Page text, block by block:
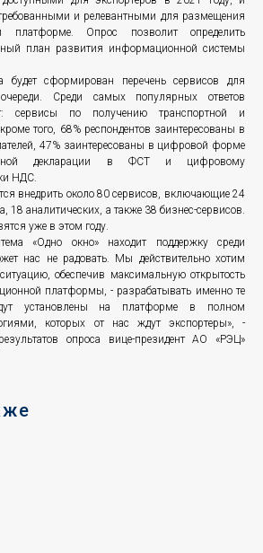
и релевантными для размещения
Опрос позволит определить
план развития информационной системы
будет сформирован перечень сервисов для
Среди самых популярных ответов
сервисы по получению транспортной и
того, 68% респондентов заинтересованы в
47% заинтересованы в цифровой форме
декларации в ФСТ и цифровому
НДС.
внедрить около 80 сервисов, включающие 24
18 аналитических, а также 38 бизнес-сервисов.
уже в этом году.
«Одно окно» находит поддержку среди
нас не радовать. Мы действительно хотим
обеспечив максимальную открытость
платформы, - разрабатывать именно те
установлены на платформе в полном
которых от нас ждут экспортеры», -
опроса вице-президент АО «РЭЦ»